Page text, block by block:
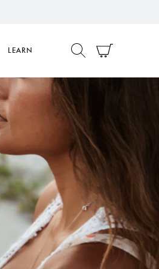
LEARN